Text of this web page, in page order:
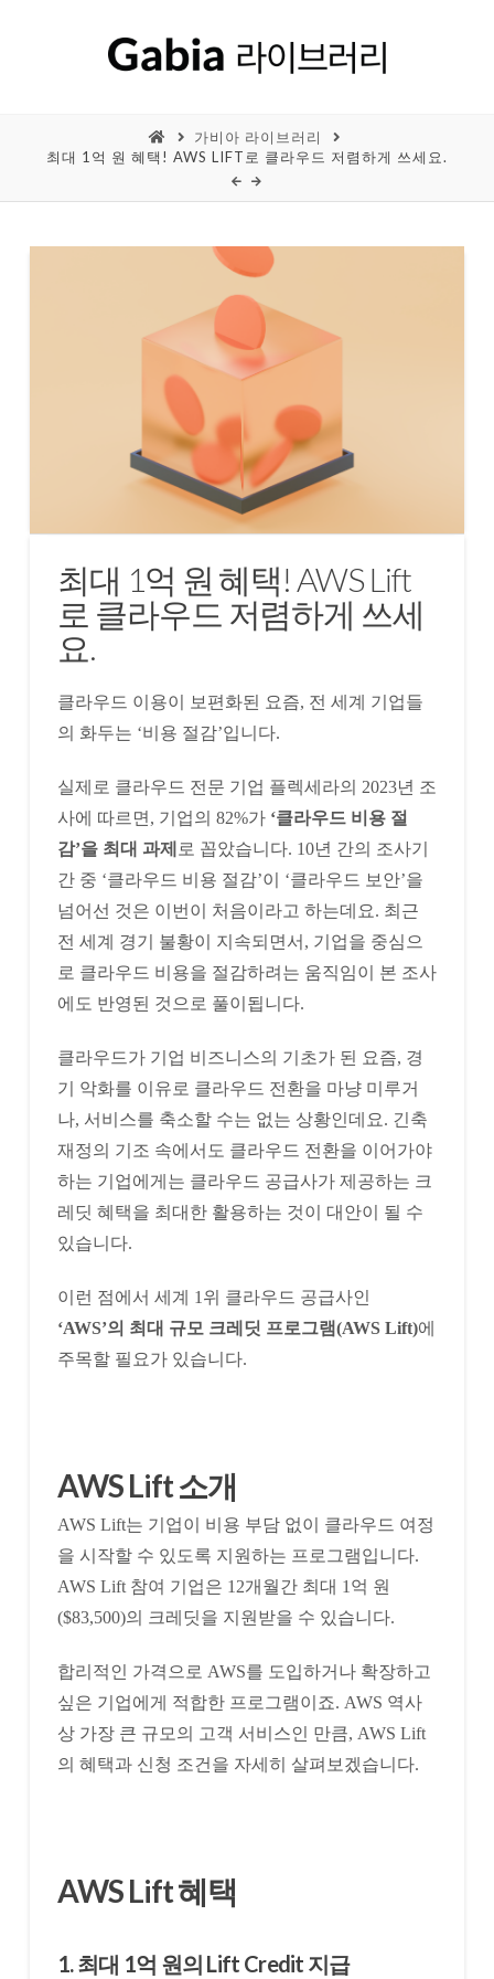
가비아 라이브러리
최대 1억 원 혜택! AWS LIFT로 클라우드 저렴하게 쓰세요.
최대 1억 원 혜택! AWS Lift
로 클라우드 저렴하게 쓰세
요.
클라우드 이용이 보편화된 요즘, 전 세계 기업들
의 화두는 ‘비용 절감’입니다.
실제로 클라우드 전문 기업 플렉세라의 2023년 조
사에 따르면, 기업의 82%가 ‘클라우드 비용 절
감’을 최대 과제 로 꼽았습니다. 10년 간의 조사기
간 중 ‘클라우드 비용 절감’이 ‘클라우드 보안’을
넘어선 것은 이번이 처음이라고 하는데요. 최근
전 세계 경기 불황이 지속되면서, 기업을 중심으
로 클라우드 비용을 절감하려는 움직임이 본 조사
에도 반영된 것으로 풀이됩니다.
클라우드가 기업 비즈니스의 기초가 된 요즘, 경
기 악화를 이유로 클라우드 전환을 마냥 미루거
나, 서비스를 축소할 수는 없는 상황인데요. 긴축
재정의 기조 속에서도 클라우드 전환을 이어가야
하는 기업에게는 클라우드 공급사가 제공하는 크
레딧 혜택을 최대한 활용하는 것이 대안이 될 수
있습니다.
이런 점에서 세계 1위 클라우드 공급사인
‘AWS’의 최대 규모 크레딧 프로그램(AWS Lift)에
주목할 필요가 있습니다.
AWS Lift 소개
AWS Lift는 기업이 비용 부담 없이 클라우드 여정
을 시작할 수 있도록 지원하는 프로그램입니다.
AWS Lift 참여 기업은 12개월간 최대 1억 원
($83,500)의 크레딧을 지원받을 수 있습니다.
합리적인 가격으로 AWS를 도입하거나 확장하고
싶은 기업에게 적합한 프로그램이죠. AWS 역사
상 가장 큰 규모의 고객 서비스인 만큼, AWS Lift
의 혜택과 신청 조건을 자세히 살펴보겠습니다.
AWS Lift 혜택
1. 최대 1억 원의 Lift Credit 지급